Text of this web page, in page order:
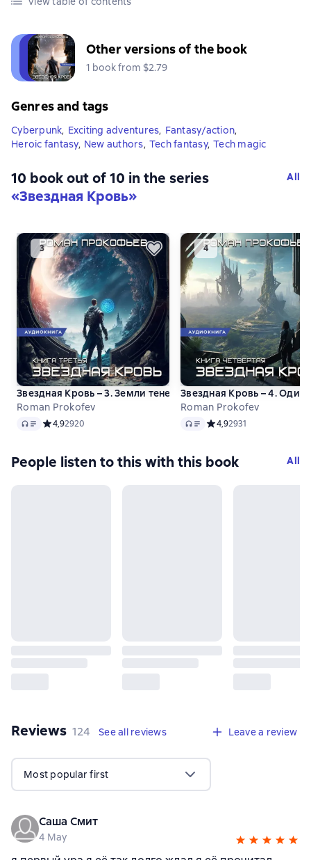
Other versions of the book
1 book from $2.79
Genres and tags
Cyberpunk, Exciting adventures, Fantasy/action,
Heroic fantasy, New authors, Tech fantasy, Tech magic
10 book out of 10 in the series
«Звездная Кровь»
All
Звездная Кровь – 3. Земли теней
Roman Prokofev
Audio Средний рейтинг 4,9 на основе 2920 оценок
4,92920
Звездная Кровь – 4.
Roman Prokofev
Audio Средний рейтинг 4,9 на
4,92931
People listen to this with this book All
Reviews 124 reviews
124 See all reviews Leave a review
Most popular first
Саша Смит
4 May